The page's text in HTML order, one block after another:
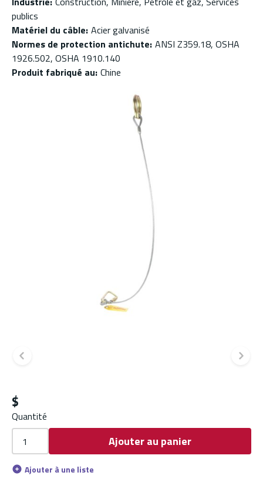
publics
Matériel du câble: Acier galvanisé
Normes de protection antichute: ANSI Z359.18, OSHA
1926.502, OSHA 1910.140
Produit fabriqué au: Chine
Diapositive précédente
$
Quantité
Ajouter au panier
Ajouter à une liste